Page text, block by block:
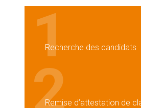
1
Recherche des candidats
2
Remise d’attestation de